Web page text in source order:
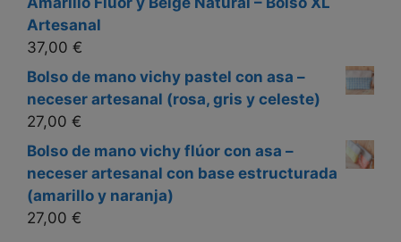
Artesanal
37,00 €
Bolso de mano vichy pastel con asa –
neceser artesanal (rosa, gris y celeste)
27,00 €
Bolso de mano vichy flúor con asa –
neceser artesanal con base estructurada
(amarillo y naranja)
27,00 €